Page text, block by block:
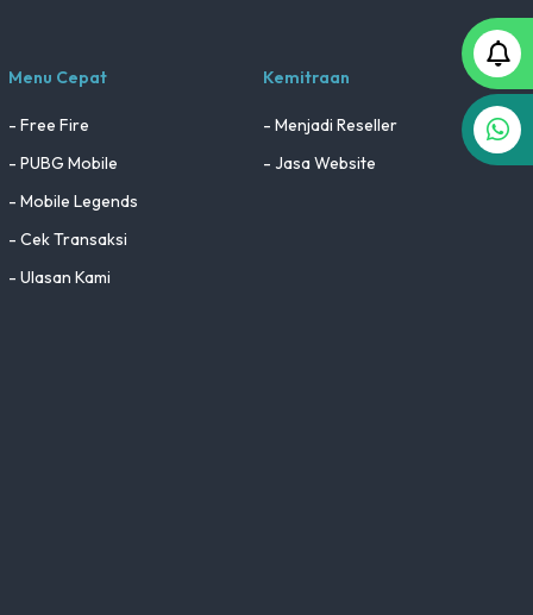
Menu Cepat
- Free Fire
- PUBG Mobile
- Mobile Legends
- Cek Transaksi
- Ulasan Kami
Kemitraan
- Menjadi Reseller
- Jasa Website